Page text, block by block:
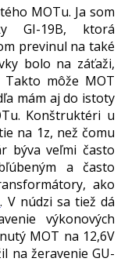
MOTu. Ja som
GI-19B, ktorá
previnul na také
bolo na záťaži,
môže MOT
mám aj do istoty
Konštruktéri u
na 1z, než čomu
býva veľmi často
a často
ako
. V núdzi sa tiež dá
výkonových
MOT na 12,6V
na žeravenie GU-